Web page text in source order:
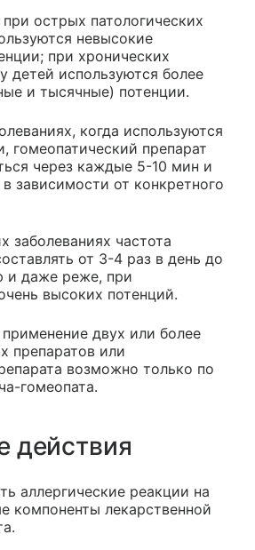
острых патологических
невысокие
при хронических
детей используются более
и тысячные) потенции.
когда используются
гомеопатический препарат
через каждые 5-10 мин и
в зависимости от конкретного
заболеваниях частота
от 3-4 раз в день до
и даже реже, при
высоких потенций.
двух или более
препаратов или
возможно только по
гомеопата.
действия
аллергические реакции на
компоненты лекарственной